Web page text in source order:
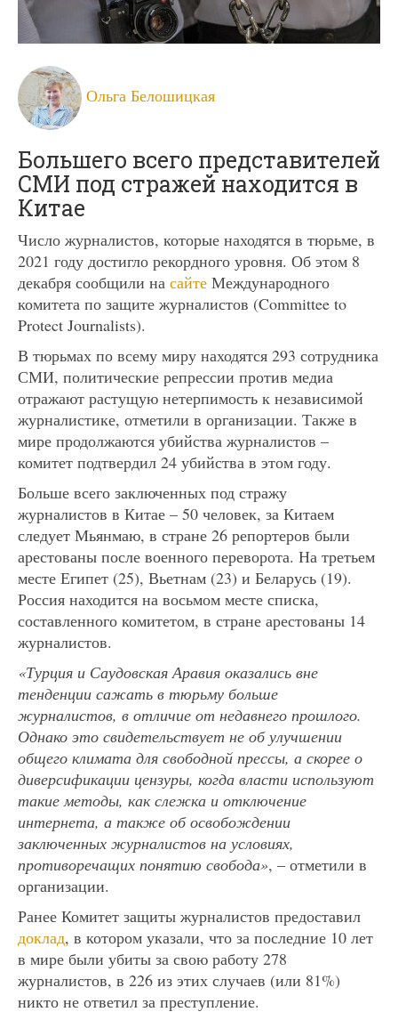
Ольга Белошицкая
Большего всего представителей
СМИ под стражей находится в
Китае
Число журналистов, которые находятся в тюрьме, в
2021 году достигло рекордного уровня. Об этом 8
декабря сообщили на сайте Международного
комитета по защите журналистов (Committee to
Protect Journalists).
В тюрьмах по всему миру находятся 293 сотрудника
СМИ, политические репрессии против медиа
отражают растущую нетерпимость к независимой
журналистике, отметили в организации. Также в
мире продолжаются убийства журналистов –
комитет подтвердил 24 убийства в этом году.
Больше всего заключенных под стражу
журналистов в Китае – 50 человек, за Китаем
следует Мьянмаю, в стране 26 репортеров были
арестованы после военного переворота. На третьем
месте Египет (25), Вьетнам (23) и Беларусь (19).
Россия находится на восьмом месте списка,
составленного комитетом, в стране арестованы 14
журналистов.
«Турция и Саудовская Аравия оказались вне
тенденции сажать в тюрьму больше
журналистов, в отличие от недавнего прошлого.
Однако это свидетельствует не об улучшении
общего климата для свободной прессы, а скорее о
диверсификации цензуры, когда власти используют
такие методы, как слежка и отключение
интернета, а также об освобождении
заключенных журналистов на условиях,
противоречащих понятию свобода», – отметили в
организации.
Ранее Комитет защиты журналистов предоставил
доклад, в котором указали, что за последние 10 лет
в мире были убиты за свою работу 278
журналистов, в 226 из этих случаев (или 81%)
никто не ответил за преступление.